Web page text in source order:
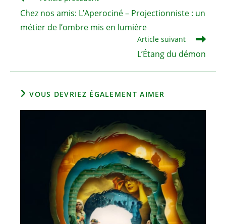
more
articles
Chez nos amis: L’Aperociné – Projectionniste : un
métier de l’ombre mis en lumière
Article suivant
L’Étang du démon
VOUS DEVRIEZ ÉGALEMENT AIMER